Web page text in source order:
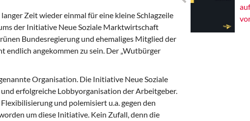
Zeit wieder einmal für eine kleine Schlagzeile
der Initiative Neue Soziale Marktwirtschaft
Bundesregierung und ehemaliges Mitglied der
endlich angekommen zu sein. Der „Wutbürger
Organisation. Die Initiative Neue Soziale
erfolgreiche Lobbyorganisation der Arbeitgeber.
und polemisiert u.a. gegen den
um diese Initiative. Kein Zufall, denn die